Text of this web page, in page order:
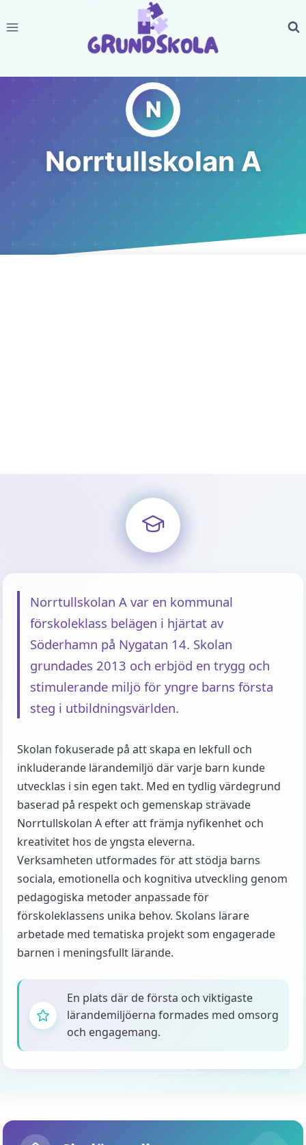
to
Norrtullskolan A
Norrtullskolan A var en kommunal
förskoleklass belägen i hjärtat av
Söderhamn på Nygatan 14. Skolan
grundades 2013 och erbjöd en trygg och
stimulerande miljö för yngre barns första
steg i utbildningsvärlden.
Skolan fokuserade på att skapa en lekfull och
inkluderande lärandemiljö där varje barn kunde
utvecklas i sin egen takt. Med en tydlig värdegrund
baserad på respekt och gemenskap strävade
Norrtullskolan A efter att främja nyfikenhet och
kreativitet hos de yngsta eleverna.
Verksamheten utformades för att stödja barns
sociala, emotionella och kognitiva utveckling genom
pedagogiska metoder anpassade för
förskoleklassens unika behov. Skolans lärare
arbetade med tematiska projekt som engagerade
barnen i meningsfullt lärande.
En plats där de första och viktigaste
lärandemiljöerna formades med omsorg
och engagemang.